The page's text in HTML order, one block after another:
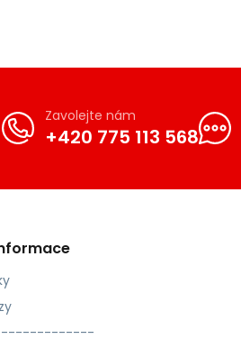
Zavolejte nám
+420 775 113 568